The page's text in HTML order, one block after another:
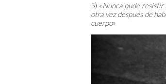
5) « Nunca pude resistir
otra vez después de
cuerpo»